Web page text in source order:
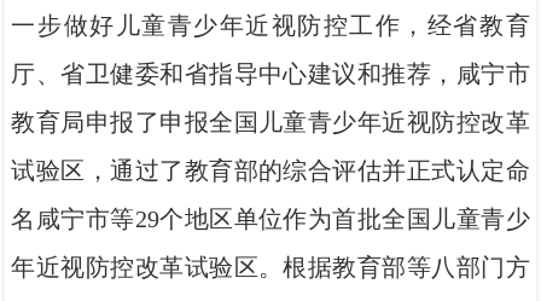
一步做好儿童青少年近视防控工作，经省教育
厅、省卫健委和省指导中心建议和推荐，咸宁市
教育局申报了申报全国儿童青少年近视防控改革
试验区，通过了教育部的综合评估并正式认定命
名咸宁市等29个地区单位作为首批全国儿童青少
年近视防控改革试验区。根据教育部等八部门方